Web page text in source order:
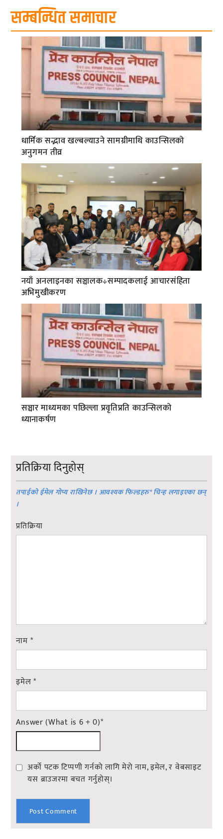
सम्बन्धित समाचार
धार्मिक सद्भाव खल्बल्याउने सामग्रीमाथि काउन्सिलको
अनुगमन तीव्र
नयाँ अनलाइनका सञ्चालक÷सम्पादकलाई आचारसंहिता
अभिमुखीकरण
सञ्चार माध्यमका पछिल्ला प्रवृतिप्रति काउन्सिलको
ध्यानाकर्षण
प्रतिक्रिया दिनुहोस्
तपाईको ईमेल गोप्य राखिनेछ । आवश्यक फिल्डहरु*चिन्ह लगाइएका छन्
।
प्रतिक्रिया
नाम *
इमेल*
Answer (What is 6 + 0)*
अर्को पटक टिप्पणी गर्नको लागि मेरो नाम, इमेल, र वेबसाइट
यस ब्राउजरमा बचत गर्नुहोस्।